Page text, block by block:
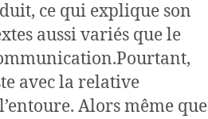
ce qui explique son
aussi variés que le
avec la relative
Alors même que